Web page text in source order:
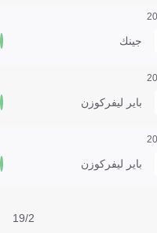
جينك
باير ليفركوزن
باير ليفركوزن
19/2